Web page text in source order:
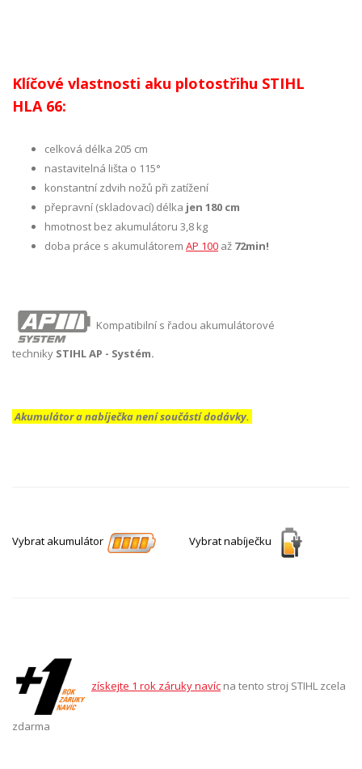
Klíčové vlastnosti aku plotostřihu STIHL
HLA 66:
celková délka 205 cm
nastavitelná lišta o 115°
konstantní zdvih nožů při zatížení
přepravní (skladovací) délka jen 180 cm
hmotnost bez akumulátoru 3,8 kg
doba práce s akumulátorem AP 100 až 72min!
Kompatibilní s řadou akumulátorové
techniky STIHL AP - Systém.
Akumulátor a nabíječka není součástí dodávky.
Vybrat akumulátor Vybrat nabíječku
získejte 1 rok záruky navíc na tento stroj STIHL zcela
zdarma